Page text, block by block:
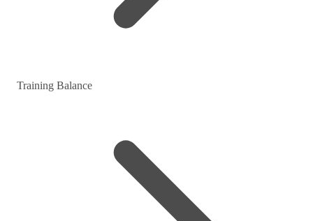
Training Balance